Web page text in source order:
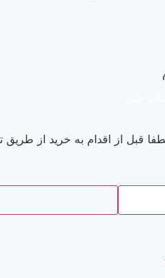
قبل از اقدام به خرید از طریق